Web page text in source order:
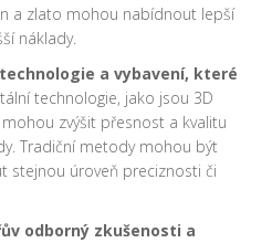
a zlato mohou nabídnout lepší
náklady.
technologie a vybavení, které
technologie, jako jsou 3D
mohou zvýšit přesnost a kvalitu
Tradiční metody mohou být
stejnou úroveň preciznosti či
odborný zkušenosti a